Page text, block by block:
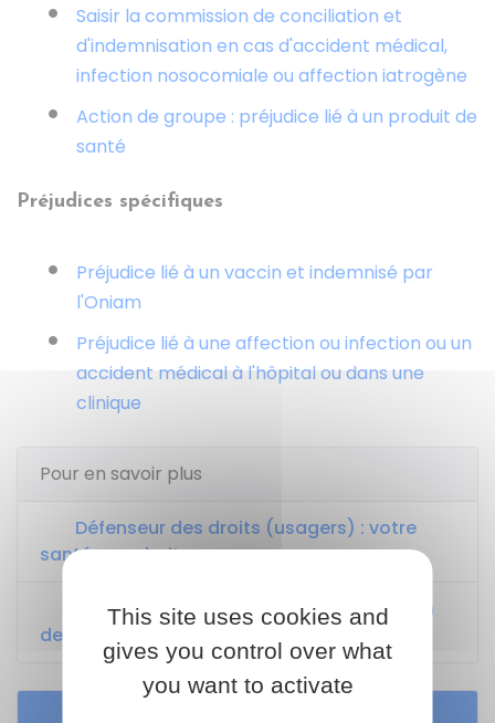
Saisir la commission de conciliation et
d'indemnisation en cas d'accident médical,
infection nosocomiale ou affection iatrogène
Action de groupe : préjudice lié à un produit de
santé
Préjudices spécifiques
Préjudice lié à un vaccin et indemnisé par
l'Oniam
Préjudice lié à une affection ou infection ou un
accident médical à l'hôpital ou dans une
clinique
Pour en savoir plus
Défenseur des droits (usagers) : votre
santé, vos droits
Site de l'Office national d'indemnisation
des accidents médicaux (Oniam)
This site uses cookies and
gives you control over what
you want to activate